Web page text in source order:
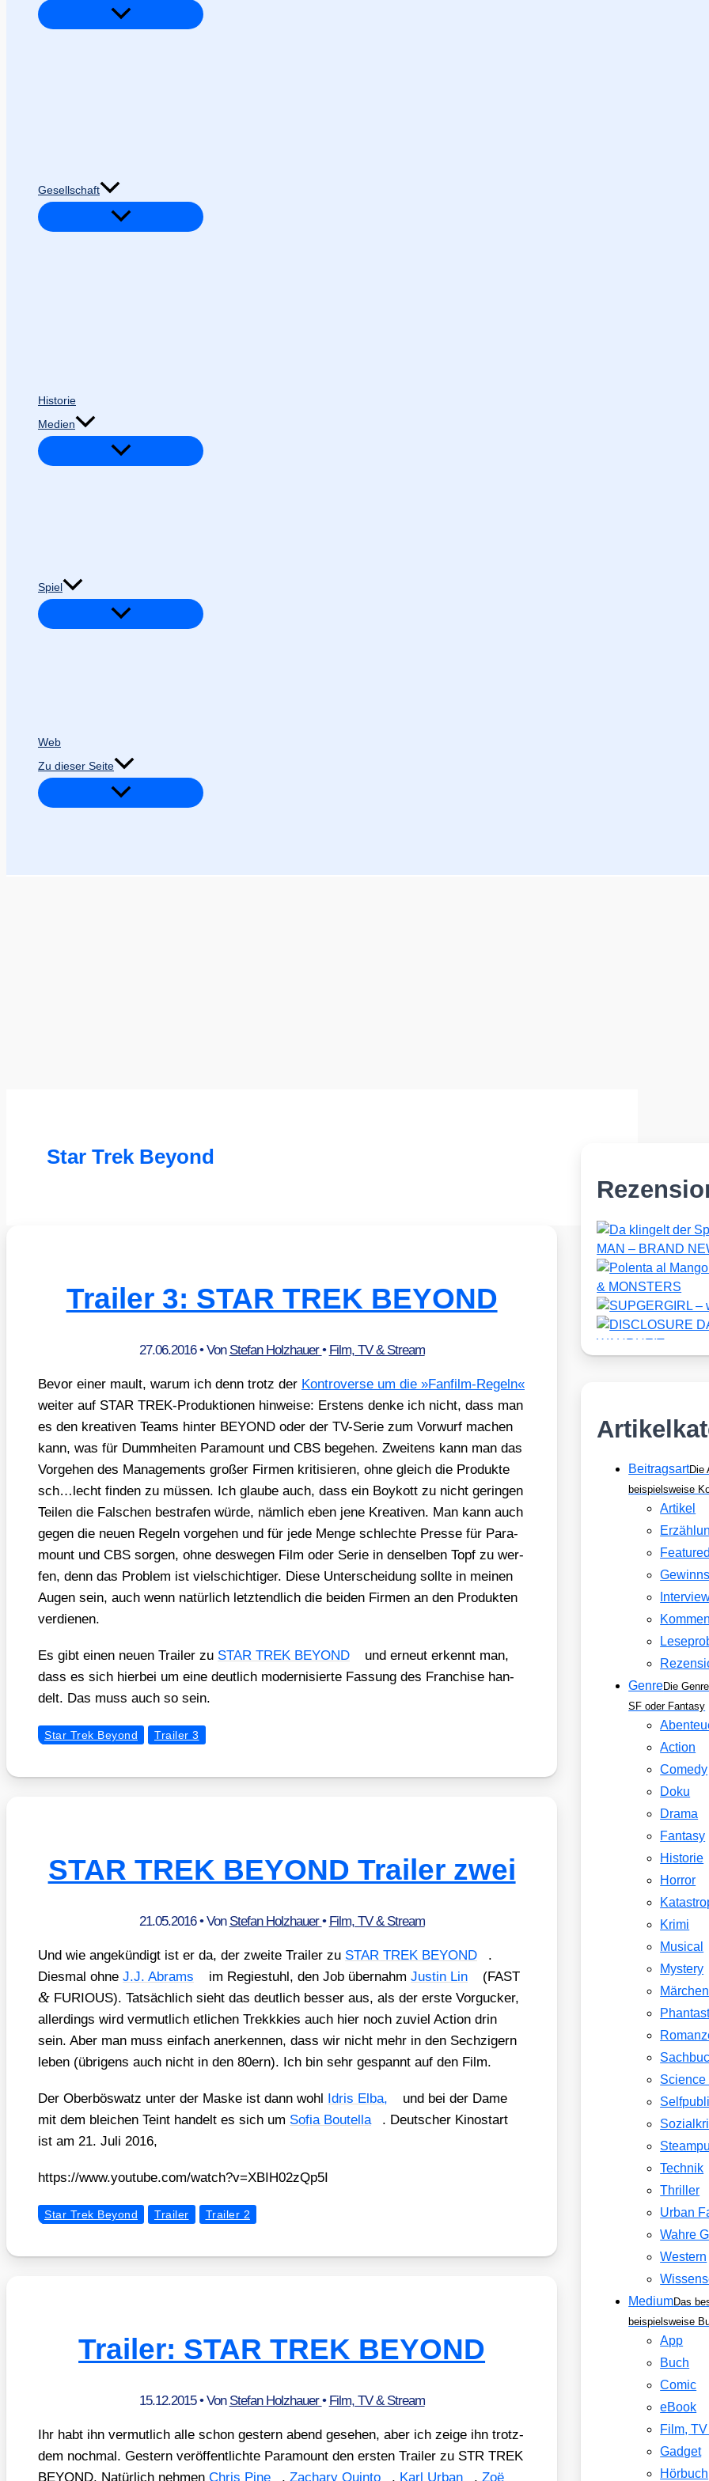
Gesellschaft
Historie
Medien
Spiel
Web
Zu dieser Seite
Star Trek Beyond
Trailer 3: STAR TREK BEYOND
27.06.2016• Von Stefan Holzhauer• Film, TV & Stream
Bevor einer mault, war­um ich denn trotz der Kon­tro­ver­se um die »Fan­film-Regeln«
wei­ter auf STAR TREK-Pro­duk­tio­nen hin­wei­se: Ers­tens den­ke ich nicht, dass man
es den krea­ti­ven Teams hin­ter BEYOND oder der TV-Serie zum Vor­wurf machen
kann, was für Dumm­hei­ten Para­mount und CBS bege­hen. Zwei­tens kann man das
Vor­ge­hen des Manage­ments gro­ßer Fir­men kri­ti­sie­ren, ohne gleich die Pro­duk­te
sch…lecht fin­den zu müs­sen. Ich glau­be auch, dass ein Boy­kott zu nicht gerin­gen
Tei­len die Fal­schen bestra­fen wür­de, näm­lich eben jene Krea­ti­ven. Man kann auch
gegen die neu­en Regeln vor­ge­hen und für jede Men­ge schlech­te Pres­se für Para­
mount und CBS sor­gen, ohne des­we­gen Film oder Serie in den­sel­ben Topf zu wer­
fen, denn das Pro­blem ist viel­schich­ti­ger. Die­se Unter­schei­dung soll­te in mei­nen
Augen sein, auch wenn natür­lich letzt­end­lich die bei­den Fir­men an den Pro­duk­ten
ver­die­nen.
Es gibt einen neu­en Trai­ler zu STAR TREK BEYOND
und erneut erkennt man,
dass es sich hier­bei um eine deut­lich moder­ni­sier­te Fas­sung des Fran­chise han­
delt. Das muss auch so sein.
Star Trek Beyond Trailer 3
STAR TREK BEYOND Trailer zwei
21.05.2016• Von Stefan Holzhauer• Film, TV & Stream
Und wie ange­kün­digt ist er da, der zwei­te Trai­ler zu STAR TREK BEYOND
.
Dies­mal ohne J.J. Abrams im Regie­stuhl, den Job über­nahm Jus­tin Lin (FAST
& FURIOUS). Tat­säch­lich sieht das deut­lich bes­ser aus, als der ers­te Vor­gu­cker,
aller­dings wird ver­mut­lich etli­chen Trekkkies auch hier noch zuviel Action drin
sein. Aber man muss ein­fach aner­ken­nen, dass wir nicht mehr in den Sech­zi­gern
leben (übri­gens auch nicht in den 80ern). Ich bin sehr gespannt auf den Film.
Der Ober­bös­watz unter der Mas­ke ist dann wohl Idris Elba,
und bei der Dame
mit dem blei­chen Teint han­delt es sich um Sofia Bou­tel­la
. Deut­scher Kino­start
ist am 21. Juli 2016,
https://​www​.you​tube​.com/​w​a​t​c​h​?​v​=​X​B​I​H​0​2​z​Q​p5I
Star Trek Beyond Trailer Trailer 2
Trailer: STAR TREK BEYOND
15.12.2015• Von Stefan Holzhauer• Film, TV & Stream
Ihr habt ihn ver­mut­lich alle schon ges­tern abend gese­hen, aber ich zei­ge ihn trotz­
dem noch­mal. Ges­tern ver­öf­fent­lich­te Para­mount den ers­ten Trai­ler zu STR TREK
BEYOND. Natür­lich neh­men Chris Pine , Zacha­ry Quin­to , Karl Urban , Zoë
BeitragsartDie
beispielsweise
Artikel
GenreDie
SF oder Fantasy
Action
Comedy
Doku
Drama
Fantasy
Historie
Horror
Krimi
Musical
Mystery
Märchen
Science
Technik
Thriller
Urban
Wahre
Western
MediumDas
beispielsweise
App
Buch
Comic
eBook
Film,
Gadget
Hörbuch